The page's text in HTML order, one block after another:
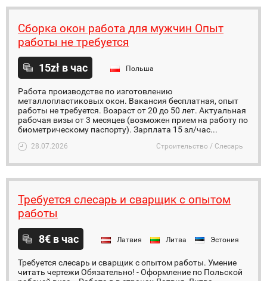
Сборка окон работа для мужчин Опыт
работы не требуется
15zł в час Польша
Работа производстве по изготовлению
металлопластиковых окон. Вакансия бесплатная, опыт
работы не требуется. Возраст от 20 до 50 лет. Актуальная
рабочая визы от 3 месяцев (возможен прием на работу по
биометрическому паспорту). Зарплата 15 зл/час...
28.07.2026 Строительство / Слесарь
Требуется слесарь и сварщик с опытом
работы
8€ в час Латвия Литва Эстония
Требуется слесарь и сварщик с опытом работы. Умение
читать чертежи Обязательно! - Оформление по Польской